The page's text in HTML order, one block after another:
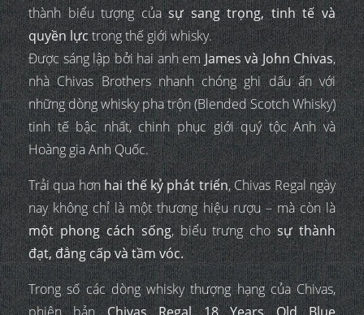
thành biểu tượng củasự sang trọng, tinh tế và
quyền lựctrong thế giới whisky.
Được sáng lập bởi hai anh emJames và John Chivas,
nhà Chivas Brothers nhanh chóng ghi dấu ấn với
những dòng whisky pha trộn (Blended Scotch Whisky)
tinh tế bậc nhất, chinh phục giới quý tộc Anh và
Hoàng gia Anh Quốc.
Trải qua hơnhai thế kỷ phát triển, Chivas Regal ngày
nay không chỉ là một thương hiệu rượu – mà còn là
một phong cách sống, biểu trưng chosự thành
đạt, đẳng cấp và tầm vóc.
Trong số các dòng whisky thượng hạng của Chivas,